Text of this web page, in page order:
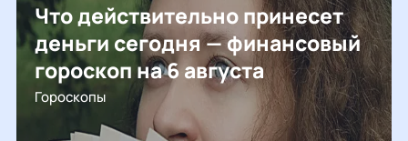
Что действительно принесет
деньги сегодня — финансовый
гороскоп на 6 августа
Гороскопы